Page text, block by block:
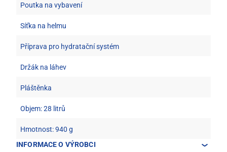
Poutka na vybavení
Síťka na helmu
Příprava pro hydratační systém
Držák na láhev
Pláštěnka
Objem: 28 litrů
Hmotnost: 940 g
INFORMACE O VÝROBCI